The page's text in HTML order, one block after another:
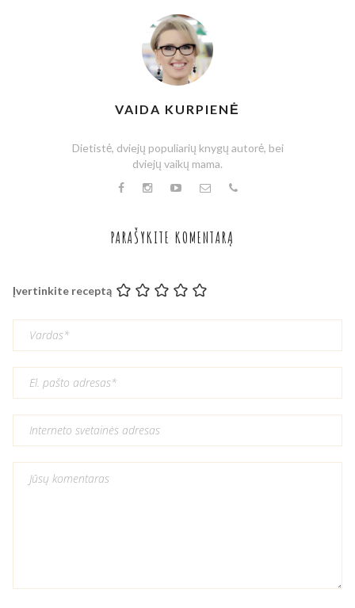
VAIDA KURPIENĖ
Dietistė, dviejų populiarių knygų autorė, bei
dviejų vaikų mama.
PARAŠYKITE KOMENTARĄ
Įvertinkite receptą